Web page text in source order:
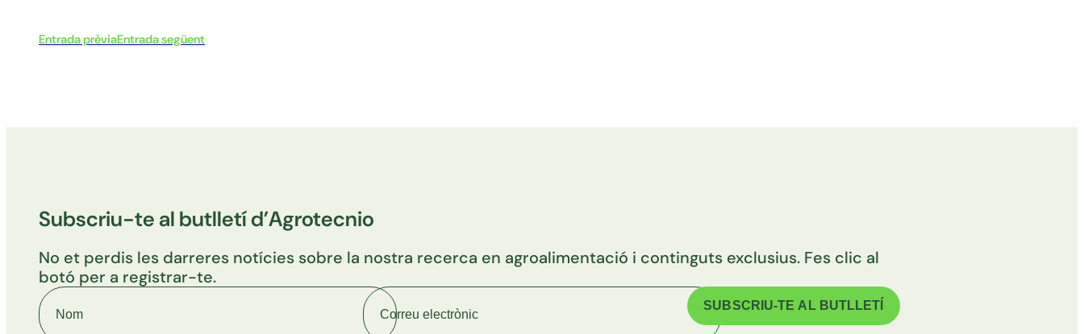
Entrada prèviaEntrada següent
Subscriu-te al butlletí d’Agrotecnio
No et perdis les darreres notícies sobre la nostra recerca en agroalimentació i continguts exclusius. Fes clic al
botó per a registrar-te.
Nom Correu electrònic